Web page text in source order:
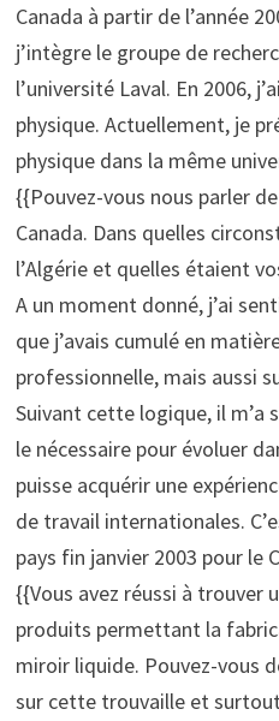
Canada à partir de l’année
j’intègre le groupe de
l’université Laval. En 2006,
physique. Actuellement, je
physique dans la même
{{Pouvez-vous nous parler
Canada. Dans quelles
l’Algérie et quelles étaient
A un moment donné, j’ai
que j’avais cumulé en
professionnelle, mais aussi
Suivant cette logique, il
le nécessaire pour évoluer
puisse acquérir une
de travail internationales.
pays fin janvier 2003 pour le
{{Vous avez réussi à trouver
produits permettant la
miroir liquide. Pouvez-vous
sur cette trouvaille et